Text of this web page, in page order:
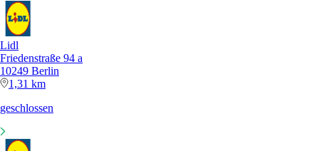
Lidl
Friedenstraße 94 a
10249 Berlin
1,31 km
geschlossen